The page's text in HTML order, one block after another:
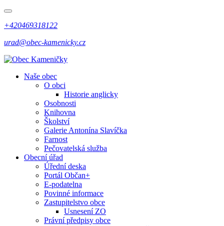
+420469318122
urad@obec-kamenicky.cz
Naše obec
O obci
Historie anglicky
Osobnosti
Knihovna
Školství
Galerie Antonína Slavíčka
Farnost
Pečovatelská služba
Obecní úřad
Úřední deska
Portál Občan+
E-podatelna
Povinné informace
Zastupitelstvo obce
Usnesení ZO
Právní předpisy obce